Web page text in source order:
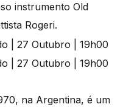
instrumento Old
Rogeri.
na Argentina, é um